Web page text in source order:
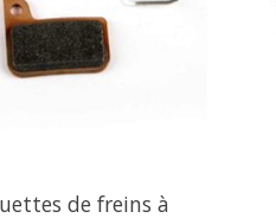
de freins à